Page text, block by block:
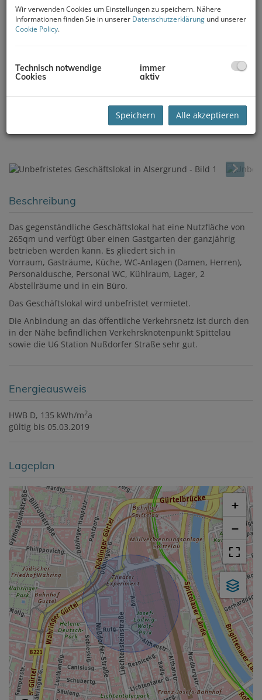
Beschreibung
Das gegenständliche Geschäftslokal hat eine Nutzfläche von
265qm und verfügt über einen Gastgarten der ganzjährig
betrieben werden kann. Es gliedert sich in
Vorraum, Gasträume, Küche, WC-Anlagen (Damen, Herren),
Personaldusche, Personal WC, Kühlraum, Lager, 2
Abstellräume und in ein Büro.
Das Geschäftslokal wird unbefristet vermietet.
Die Anbindung an das öffentliche Verkehrsnetz ist durch den
in der Nähe befindlichen Verkehrsknotenpunkt Spittelau
sowie die U6 Station Nußdorfer Straße sehr gut.
Energieausweis
HWB D, 135 kWh/m2a
gültig bis 05.03.2019
Lageplan
+
−
Wir verwenden Cookies um Einstellungen zu speichern. Nähere
Informationen finden Sie in unserer Datenschutzerklärung und unserer
Cookie Policy.
Technisch notwendige
Cookies
immer
aktiv
Speichern Alle akzeptieren